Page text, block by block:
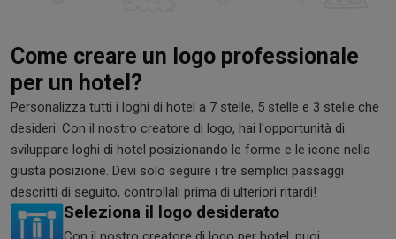
Come creare un logo professionale
per un hotel?
Personalizza tutti i loghi di hotel a 7 stelle, 5 stelle e 3 stelle che
desideri. Con il nostro creatore di logo, hai l'opportunità di
sviluppare loghi di hotel posizionando le forme e le icone nella
giusta posizione. Devi solo seguire i tre semplici passaggi
descritti di seguito, controllali prima di ulteriori ritardi!
Seleziona il logo desiderato